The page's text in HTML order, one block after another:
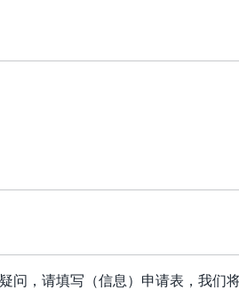
问，请填写（信息）申请表，我们